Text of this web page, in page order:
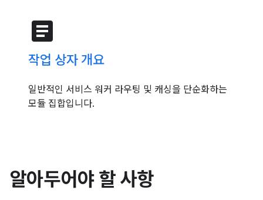
article
작업 상자 개요
일반적인 서비스 워커 라우팅 및 캐싱을 단순화하는
모듈 집합입니다.
알아두어야 할 사항